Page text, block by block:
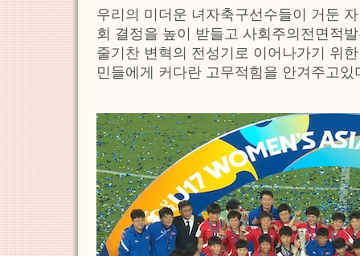
우리의 미더운 녀자축구선수들이 거둔
회 결정을 높이 받들고 사회주의전면적
줄기찬 변혁의 전성기로 이어나가기 위
민들에게 커다란 고무적힘을 안겨주고있